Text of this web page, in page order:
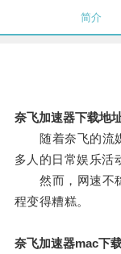
简介
奈飞加速器下载地
随着奈飞的流媒
多人的日常娱乐活
然而，网速不稳
程变得糟糕。
奈飞加速器mac下